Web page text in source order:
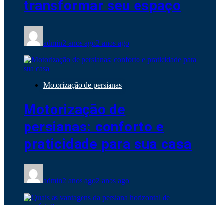
transformar seu espaço
admin2 anos ago2 anos ago
Motorização de persianas
Motorização de
persianas: conforto e
praticidade para sua casa
admin2 anos ago2 anos ago